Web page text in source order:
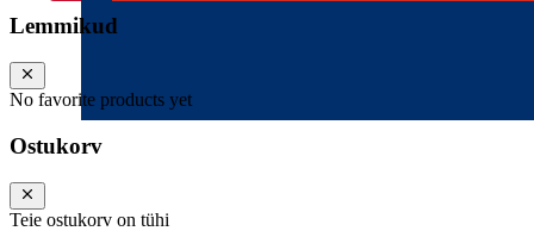
Lemmikud
No favorite products yet
Ostukorv
Teie ostukorv on tühi